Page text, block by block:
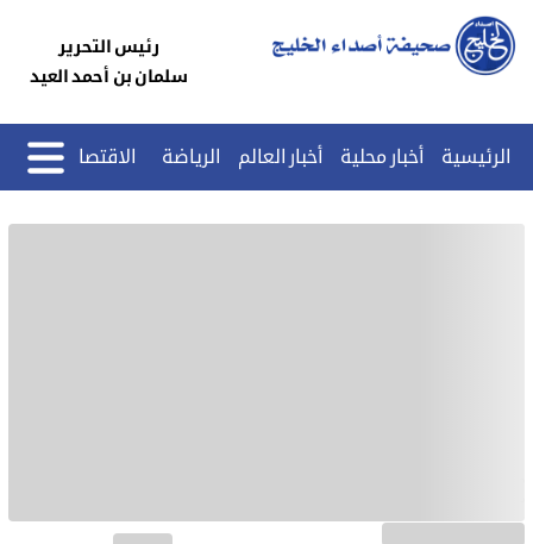
رئيس التحرير
سلمان بن أحمد العيد
الرئيسية أخبار محلية أخبار العالم الرياضة الاقتصاد